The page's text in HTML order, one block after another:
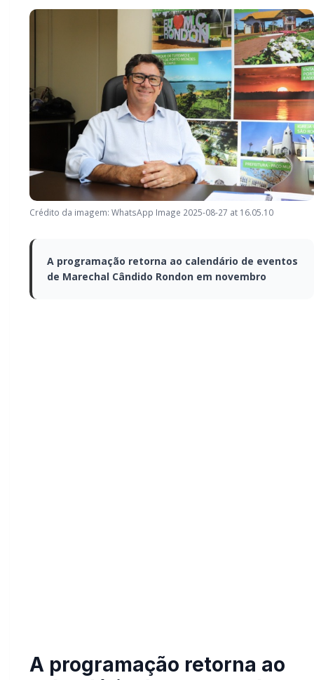
Crédito da imagem: WhatsApp Image 2025-08-27 at 16.05.10
A programação retorna ao calendário de eventos
de Marechal Cândido Rondon em novembro
região.